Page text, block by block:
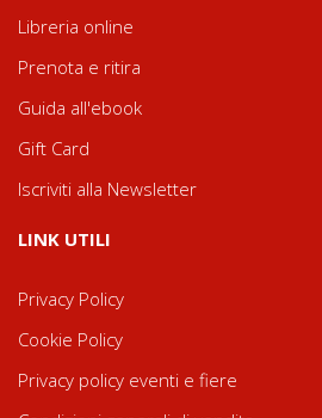
Libreria online
Prenota e ritira
Guida all'ebook
Gift Card
Iscriviti alla Newsletter
LINK UTILI
Privacy Policy
Cookie Policy
Privacy policy eventi e fiere